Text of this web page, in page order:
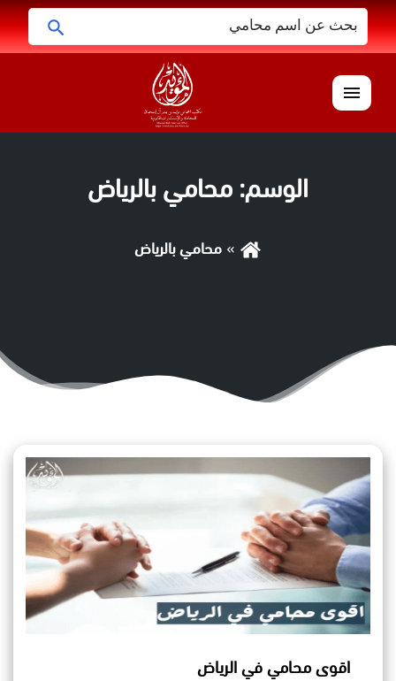
البحث
عن:
القائمة
الوسم: محامي بالرياض
محامي بالرياض
اقوى محامي في الرياض